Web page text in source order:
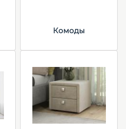
Комоды